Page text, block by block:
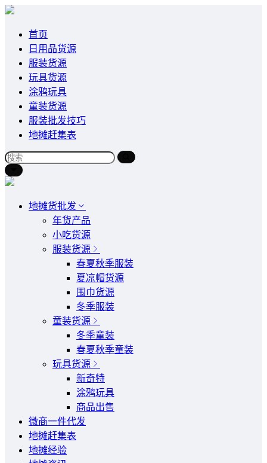
首页
日用品货源
服装货源
玩具货源
涂鸦玩具
童装货源
服装批发技巧
地摊赶集表
地摊货批发
年货产品
小吃货源
服装货源
春夏秋季服装
夏凉帽货源
围巾货源
冬季服装
童装货源
冬季童装
春夏秋季童装
玩具货源
新奇特
涂鸦玩具
商品出售
微商一件代发
地摊赶集表
地摊经验